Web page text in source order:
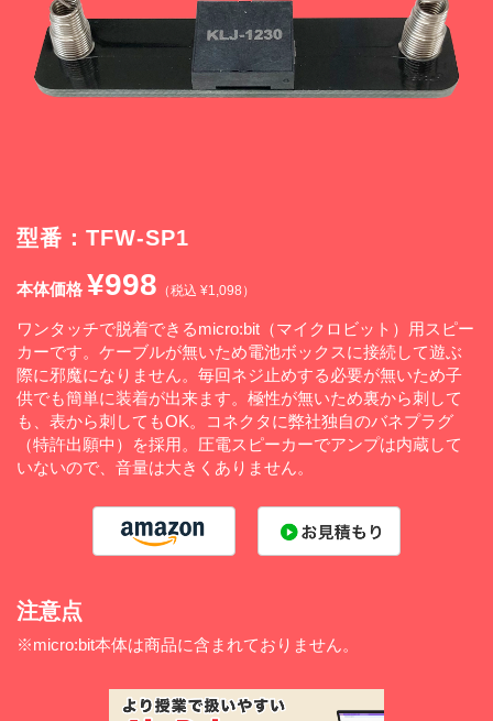
型番：TFW-SP1
本体価格 ¥998 （税込 ¥1,098）
ワンタッチで脱着できるmicro:bit（マイクロビット）用スピー
カーです。ケーブルが無いため電池ボックスに接続して遊ぶ
際に邪魔になりません。毎回ネジ止めする必要が無いため子
供でも簡単に装着が出来ます。極性が無いため裏から刺して
も、表から刺してもOK。コネクタに弊社独自のバネプラグ
（特許出願中）を採用。圧電スピーカーでアンプは内蔵して
いないので、音量は大きくありません。
注意点
※micro:bit本体は商品に含まれておりません。